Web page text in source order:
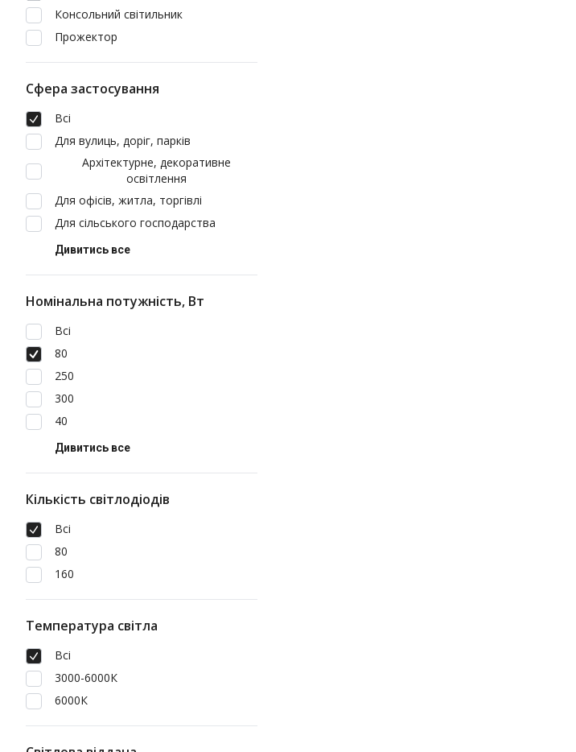
Консольний світильник
Прожектор
Сфера застосування
Всі
Для вулиць, доріг, парків
Архітектурне, декоративне
освітлення
Для офісів, житла, торгівлі
Для сільського господарства
Дивитись все
Номінальна потужність, Вт
Всі
80
250
300
40
Дивитись все
Кількість світлодіодів
Всі
80
160
Температура світла
Всі
3000-6000К
6000К